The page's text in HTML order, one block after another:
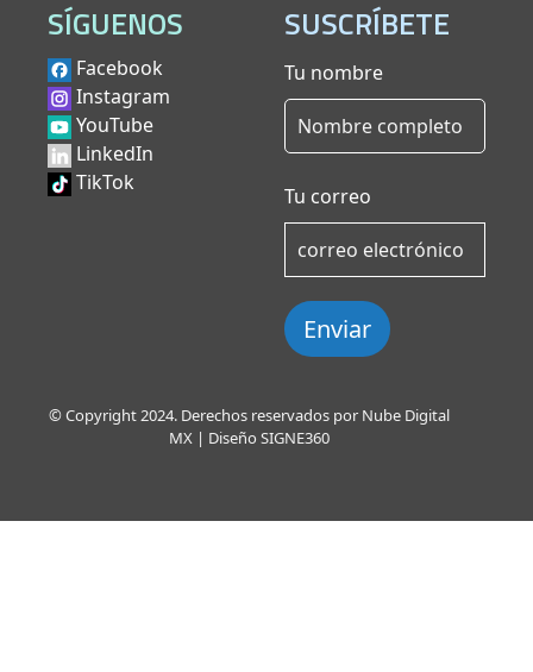
SÍGUENOS
Facebook
Instagram
YouTube
LinkedIn
TikTok
SUSCRÍBETE
Tu nombre
Tu correo
Enviar
© Copyright 2024. Derechos reservados por Nube Digital
MX | Diseño SIGNE360